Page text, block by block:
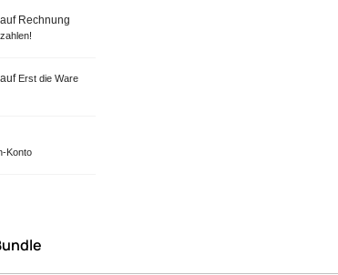
Rechnung
Erst die Ware
Konto